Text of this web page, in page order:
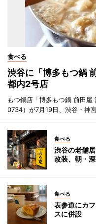
食べる
渋谷に「博多もつ鍋
都内2号店
もつ鍋店「博多もつ鍋 前田
0734）が7月19日、渋谷・神
食べる
渋谷の老舗
改装、朝・
食べる
表参道にカ
スに併設